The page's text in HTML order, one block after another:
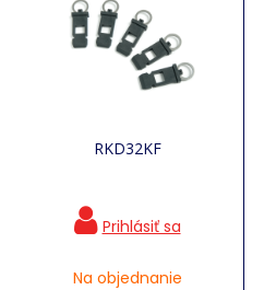
RKD32KF
Na objednanie